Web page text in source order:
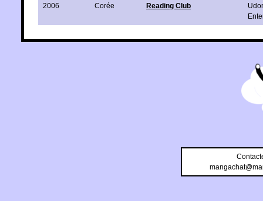
2006 Corée Reading Club